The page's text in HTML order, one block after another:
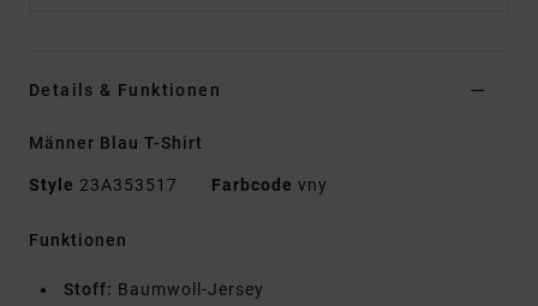
Details & Funktionen
Männer Blau T-Shirt
Style 23A353517 Farbcode vny
Funktionen
Stoff: Baumwoll-Jersey